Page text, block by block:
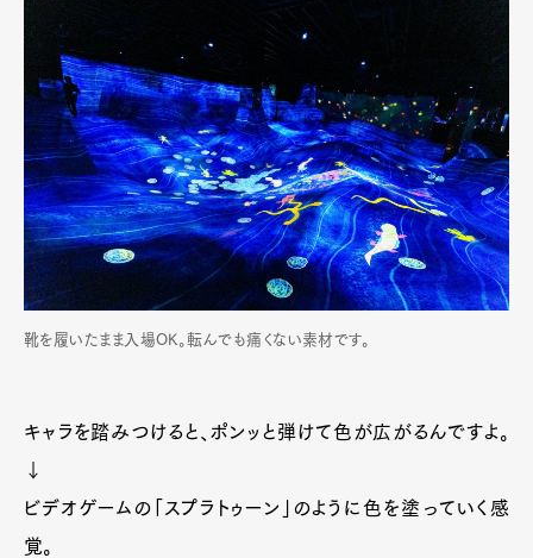
靴を履いたまま入場OK。転んでも痛くない素材です。
キャラを踏みつけると、ポンッと弾けて色が広がるんですよ。
↓
ビデオゲームの「スプラトゥーン」のように色を塗っていく感
覚。